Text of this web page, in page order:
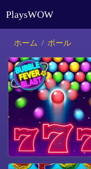
PlaysWOW
ホーム ボール